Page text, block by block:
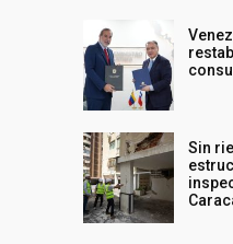
Sin